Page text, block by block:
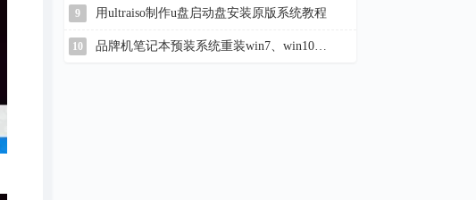
9 用ultraiso制作u盘启动盘安装原版系统教程
10